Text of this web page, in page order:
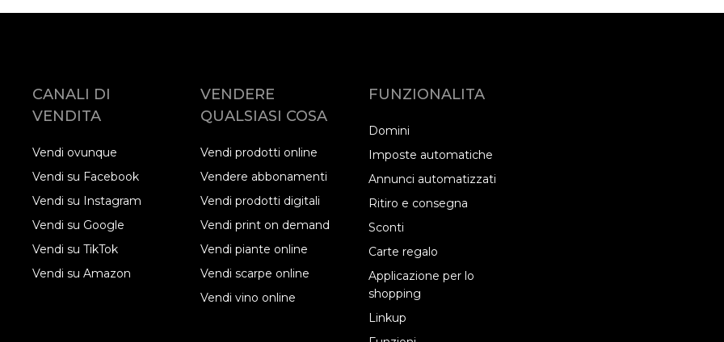
CANALI DI
VENDITA
Vendi ovunque
Vendi su Facebook
Vendi su Instagram
Vendi su Google
Vendi su TikTok
Vendi su Amazon
VENDERE
QUALSIASI COSA
Vendi prodotti online
Vendere abbonamenti
Vendi prodotti digitali
Vendi print on demand
Vendi piante online
Vendi scarpe online
Vendi vino online
FUNZIONALITA
Domini
Imposte automatiche
Annunci automatizzati
Ritiro e consegna
Sconti
Carte regalo
Applicazione per lo
shopping
Linkup